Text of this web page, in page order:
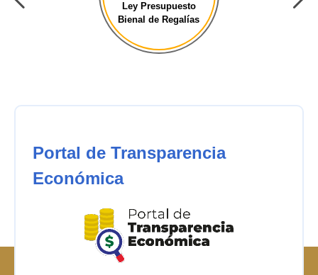
Ley Presupuesto
Bienal de Regalías
Portal de Transparencia
Económica